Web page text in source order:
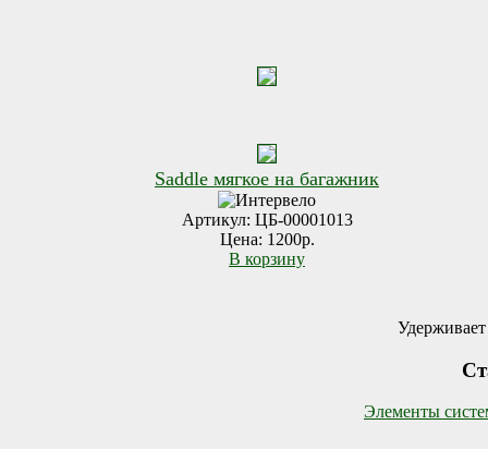
Saddle мягкое на багажник
Артикул: ЦБ-00001013
Цена: 1200р.
В корзину
Удерживает
Элементы